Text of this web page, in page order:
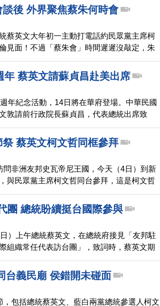
選人，表態跟隨蔡英文執政七年多的外交路
台灣大選的國際意義上，是否展現了不同於
後 外界聚焦蔡朱何時會
蔡英文大年初一主動打電話約民眾黨主席柯
見面！不過「蔡朱會」時間遲遲沒敲定，朱
年 蔡英文請蘇貞昌赴美出席
年紀念活動，14日將在華府登場。中華民國
敦請前行政院長蘇貞昌，代表總統出席致
訪台時，頒贈「民主服務獎章」給蔡總統，蔡
台灣人民，肯定台灣人民維護民主自由的努
灣人民的堅定支持。蘇貞昌將於11月12日前
蔡英文柯文哲同框參拜
問非洲友邦史瓦帝尼王國，今天（4日）到新
與民眾黨主席柯文哲同台參拜，這是柯文哲
台，不過兩人僅隔空揮手打招呼，沒有互
團 總統盼續挺台國際參與
）上午總統蔡英文，在總統府接見「友邦駐
組織常任代表訪台團」，致詞時，蔡英文期
國際參與。史瓦帝尼的代表德拉米尼則表
的盟友，推動台灣參與國際組織。
台義民廟 侯錯開未碰面
包括總統蔡英文、藍白兩黨總統參選人柯文